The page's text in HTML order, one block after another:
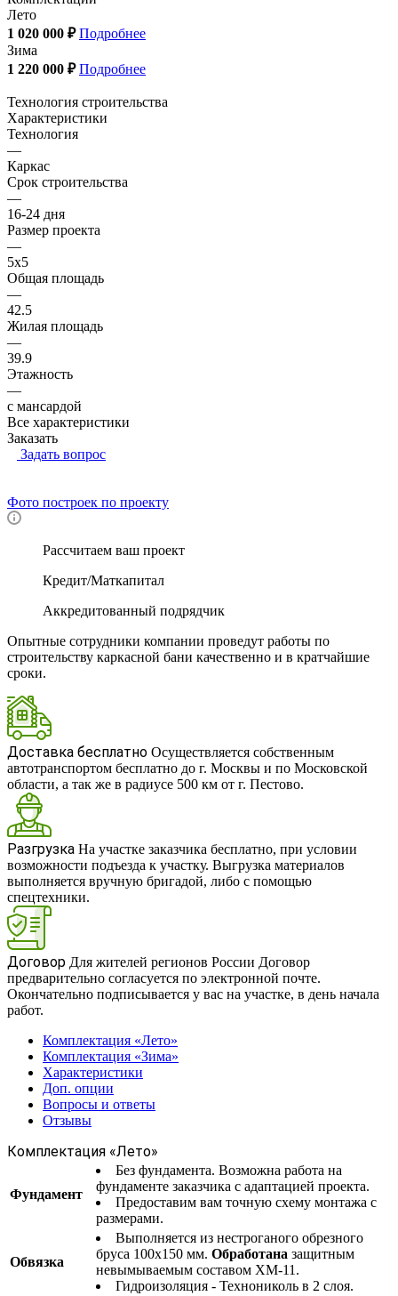
Лето
1 020 000 ₽ Подробнее
Зима
1 220 000 ₽ Подробнее
Технология строительства
Характеристики
Технология
—
Каркас
Срок строительства
—
16-24 дня
Размер проекта
—
5x5
Общая площадь
—
42.5
Жилая площадь
—
39.9
Этажность
—
с мансардой
Все характеристики
Заказать
Задать вопрос
Фото построек по проекту
Рассчитаем ваш проект
Кредит/Маткапитал
Аккредитованный подрядчик
Опытные сотрудники компании проведут работы по
строительству каркасной бани качественно и в кратчайшие
сроки.
RUB
Доставка бесплатно Осуществляется собственным
автотранспортом бесплатно до г. Москвы и по Московской
области, а так же в радиусе 500 км от г. Пестово.
Разгрузка На участке заказчика бесплатно, при условии
возможности подъезда к участку. Выгрузка материалов
выполняется вручную бригадой, либо с помощью
спецтехники.
Договор Для жителей регионов России Договор
предварительно согласуется по электронной почте.
Окончательно подписывается у вас на участке, в день начала
работ.
Комплектация «Лето»
Комплектация «Зима»
Характеристики
Доп. опции
Вопросы и ответы
Отзывы
Комплектация «Лето»
Фундамент
Без фундамента. Возможна работа на
фундаменте заказчика с адаптацией проекта.
Предоставим вам точную схему монтажа с
размерами.
Обвязка
Выполняется из нестроганого обрезного
бруса 100х150 мм. Обработана защитным
невымываемым составом ХМ-11.
Гидроизоляция - Технониколь в 2 слоя.